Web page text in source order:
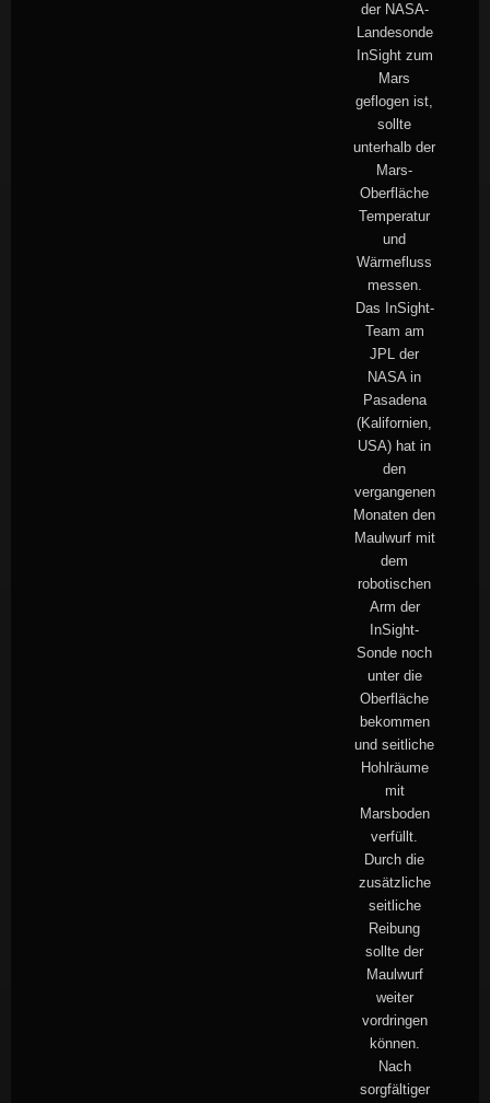
der NASA-
Landesonde
InSight zum
Mars
geflogen ist,
sollte
unterhalb der
Mars-
Oberfläche
Temperatur
und
Wärmefluss
messen.
Das InSight-
Team am
JPL der
NASA in
Pasadena
(Kalifornien,
USA) hat in
den
vergangenen
Monaten den
Maulwurf mit
dem
robotischen
Arm der
InSight-
Sonde noch
unter die
Oberfläche
bekommen
und seitliche
Hohlräume
mit
Marsboden
verfüllt.
Durch die
zusätzliche
seitliche
Reibung
sollte der
Maulwurf
weiter
vordringen
können.
Nach
sorgfältiger